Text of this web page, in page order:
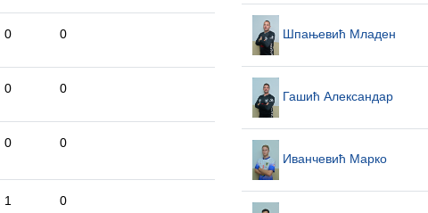
0 0
0 0
0 0
1 0
Шпањевић Младен
Гашић Александар
Иванчевић Марко